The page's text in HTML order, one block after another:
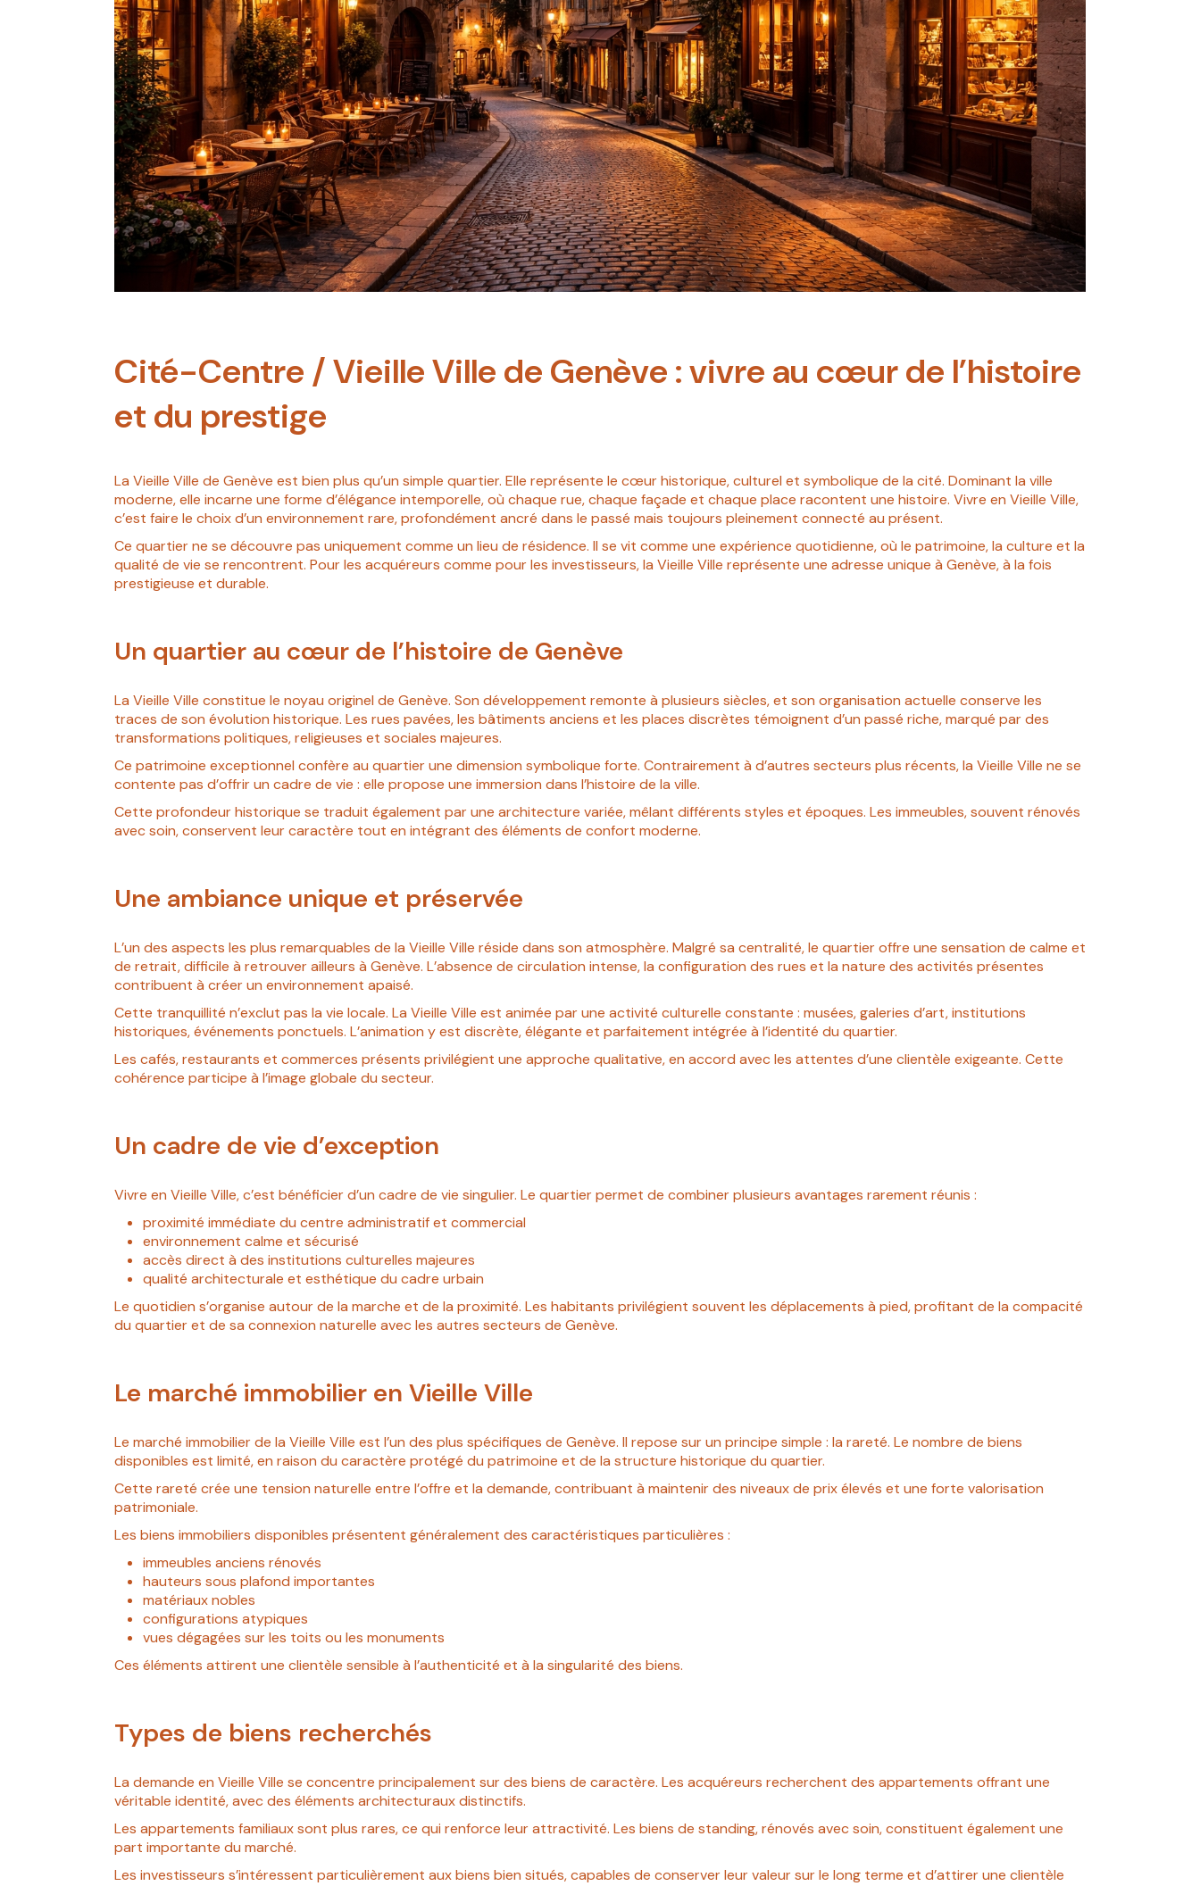
Cité-Centre / Vieille Ville de Genève : vivre au cœur de l’histoire
et du prestige
La Vieille Ville de Genève est bien plus qu’un simple quartier. Elle représente le cœur historique, culturel et symbolique de la cité. Dominant la ville
moderne, elle incarne une forme d’élégance intemporelle, où chaque rue, chaque façade et chaque place racontent une histoire. Vivre en Vieille Ville,
c’est faire le choix d’un environnement rare, profondément ancré dans le passé mais toujours pleinement connecté au présent.
Ce quartier ne se découvre pas uniquement comme un lieu de résidence. Il se vit comme une expérience quotidienne, où le patrimoine, la culture et la
qualité de vie se rencontrent. Pour les acquéreurs comme pour les investisseurs, la Vieille Ville représente une adresse unique à Genève, à la fois
prestigieuse et durable.
Un quartier au cœur de l’histoire de Genève
La Vieille Ville constitue le noyau originel de Genève. Son développement remonte à plusieurs siècles, et son organisation actuelle conserve les
traces de son évolution historique. Les rues pavées, les bâtiments anciens et les places discrètes témoignent d’un passé riche, marqué par des
transformations politiques, religieuses et sociales majeures.
Ce patrimoine exceptionnel confère au quartier une dimension symbolique forte. Contrairement à d’autres secteurs plus récents, la Vieille Ville ne se
contente pas d’offrir un cadre de vie : elle propose une immersion dans l’histoire de la ville.
Cette profondeur historique se traduit également par une architecture variée, mêlant différents styles et époques. Les immeubles, souvent rénovés
avec soin, conservent leur caractère tout en intégrant des éléments de confort moderne.
Une ambiance unique et préservée
L’un des aspects les plus remarquables de la Vieille Ville réside dans son atmosphère. Malgré sa centralité, le quartier offre une sensation de calme et
de retrait, difficile à retrouver ailleurs à Genève. L’absence de circulation intense, la configuration des rues et la nature des activités présentes
contribuent à créer un environnement apaisé.
Cette tranquillité n’exclut pas la vie locale. La Vieille Ville est animée par une activité culturelle constante : musées, galeries d’art, institutions
historiques, événements ponctuels. L’animation y est discrète, élégante et parfaitement intégrée à l’identité du quartier.
Les cafés, restaurants et commerces présents privilégient une approche qualitative, en accord avec les attentes d’une clientèle exigeante. Cette
cohérence participe à l’image globale du secteur.
Un cadre de vie d’exception
Vivre en Vieille Ville, c’est bénéficier d’un cadre de vie singulier. Le quartier permet de combiner plusieurs avantages rarement réunis :
proximité immédiate du centre administratif et commercial
environnement calme et sécurisé
accès direct à des institutions culturelles majeures
qualité architecturale et esthétique du cadre urbain
Le quotidien s’organise autour de la marche et de la proximité. Les habitants privilégient souvent les déplacements à pied, profitant de la compacité
du quartier et de sa connexion naturelle avec les autres secteurs de Genève.
Le marché immobilier en Vieille Ville
Le marché immobilier de la Vieille Ville est l’un des plus spécifiques de Genève. Il repose sur un principe simple : la rareté. Le nombre de biens
disponibles est limité, en raison du caractère protégé du patrimoine et de la structure historique du quartier.
Cette rareté crée une tension naturelle entre l’offre et la demande, contribuant à maintenir des niveaux de prix élevés et une forte valorisation
patrimoniale.
Les biens immobiliers disponibles présentent généralement des caractéristiques particulières :
immeubles anciens rénovés
hauteurs sous plafond importantes
matériaux nobles
configurations atypiques
vues dégagées sur les toits ou les monuments
Ces éléments attirent une clientèle sensible à l’authenticité et à la singularité des biens.
Types de biens recherchés
La demande en Vieille Ville se concentre principalement sur des biens de caractère. Les acquéreurs recherchent des appartements offrant une
véritable identité, avec des éléments architecturaux distinctifs.
Les appartements familiaux sont plus rares, ce qui renforce leur attractivité. Les biens de standing, rénovés avec soin, constituent également une
part importante du marché.
Les investisseurs s’intéressent particulièrement aux biens bien situés, capables de conserver leur valeur sur le long terme et d’attirer une clientèle